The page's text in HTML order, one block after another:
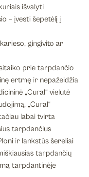
išvalyti
– įvesti šepetėlį į
gingivito ar
prie tarpdančio
ertmę ir nepažeidžia
„Cural“ vielutė
„Cural“
labai tvirta
tarpdančius
ir lankstūs šereliai
tarpdančių
tarpdantinėje